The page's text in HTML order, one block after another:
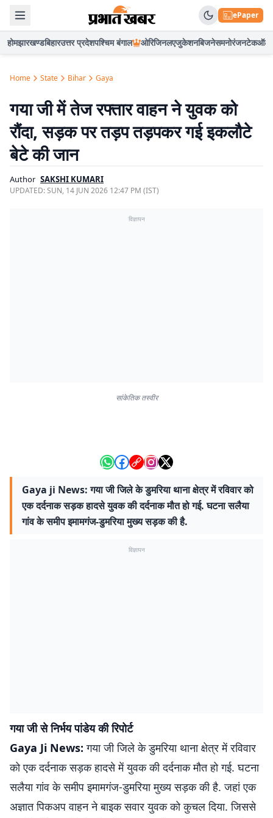
ePaper
होमझारखण्डबिहारउत्तर प्रदेशपश्चिम बंगाल ओरिजिनलएजुकेशनबिजनेसमनोरंजनटेकऑटो
Home State Bihar Gaya
गया जी में तेज रफ्तार वाहन ने युवक को
रौंदा, सड़क पर तड़प तड़पकर गई इकलौटे
बेटे की जान
Author SAKSHI KUMARI
UPDATED:SUN, 14 JUN 2026 12:47 PM (IST)
विज्ञापन
सांकेतिक तस्वीर
Gaya ji News: गया जी जिले के डुमरिया थाना क्षेत्र में रविवार को
एक दर्दनाक सड़क हादसे युवक की दर्दनाक मौत हो गई. घटना सलैया
गांव के समीप इमामगंज-डुमरिया मुख्य सड़क की है.
विज्ञापन
गया जी से निर्भय पांडेय की रिपोर्ट
Gaya Ji News: गया जी जिले के डुमरिया थाना क्षेत्र में रविवार
को एक दर्दनाक सड़क हादसे में युवक की दर्दनाक मौत हो गई. घटना
सलैया गांव के समीप इमामगंज-डुमरिया मुख्य सड़क की है. जहां एक
अज्ञात पिकअप वाहन ने बाइक सवार युवक को कुचल दिया. जिससे